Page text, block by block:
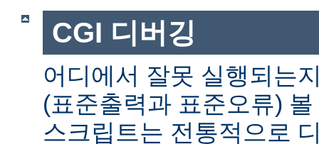
CGI 디버깅
어디에서 잘못 실행되는
(표준출력과 표준오류)
스크립트는 전통적으로